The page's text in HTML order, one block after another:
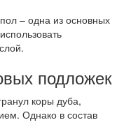
– одна из основных
подложек
коры дуба,
Однако в состав